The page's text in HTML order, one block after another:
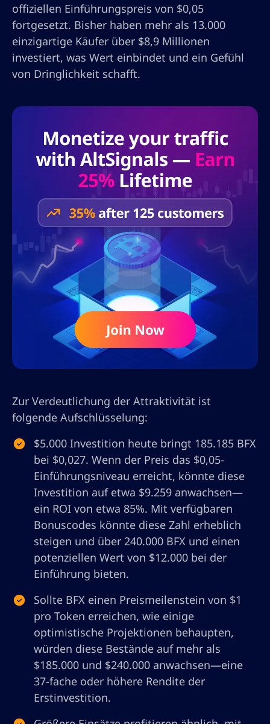
offiziellen Einführungspreis von $0,05
fortgesetzt. Bisher haben mehr als 13.000
einzigartige Käufer über $8,9 Millionen
investiert, was Wert einbindet und ein Gefühl
von Dringlichkeit schafft.
Zur Verdeutlichung der Attraktivität ist
folgende Aufschlüsselung:
$5.000 Investition heute bringt 185.185 BFX
bei $0,027. Wenn der Preis das $0,05-
Einführungsniveau erreicht, könnte diese
Investition auf etwa $9.259 anwachsen—
ein ROI von etwa 85%. Mit verfügbaren
Bonuscodes könnte diese Zahl erheblich
steigen und über 240.000 BFX und einen
potenziellen Wert von $12.000 bei der
Einführung bieten.
Sollte BFX einen Preismeilenstein von $1
pro Token erreichen, wie einige
optimistische Projektionen behaupten,
würden diese Bestände auf mehr als
$185.000 und $240.000 anwachsen—eine
37-fache oder höhere Rendite der
Erstinvestition.